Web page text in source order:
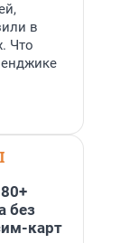
в
Что
без
карт